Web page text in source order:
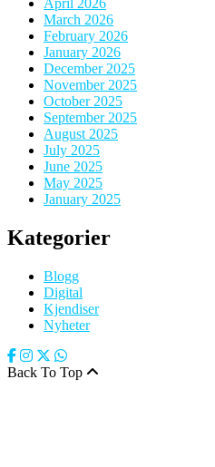
April 2026
March 2026
February 2026
January 2026
December 2025
November 2025
October 2025
September 2025
August 2025
July 2025
June 2025
May 2025
January 2025
Kategorier
Blogg
Digital
Kjendiser
Nyheter
Back To Top